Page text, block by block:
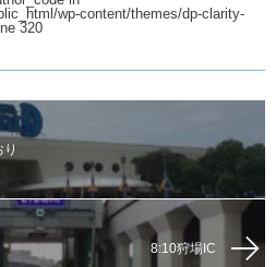
wp-content/themes/dp-clarity-
320
8:10狩場IC